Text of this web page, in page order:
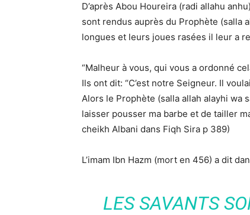
D’après Abou Houreira (radi allahu
sont rendus auprès du Prophète (salla
longues et leurs joues rasées il leur a
“Malheur à vous, qui vous a ordonné
Ils ont dit: “C’est notre Seigneur. Il
Alors le Prophète (salla allah alayhi wa
laisser pousser ma barbe et de tailler
cheikh Albani dans Fiqh Sira p 389)
L’imam Ibn Hazm (mort en 456) a dit
LES SAVANTS